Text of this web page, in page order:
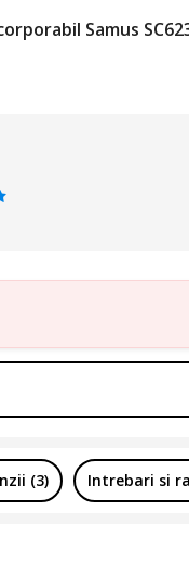
Samus
(3) Intrebari si